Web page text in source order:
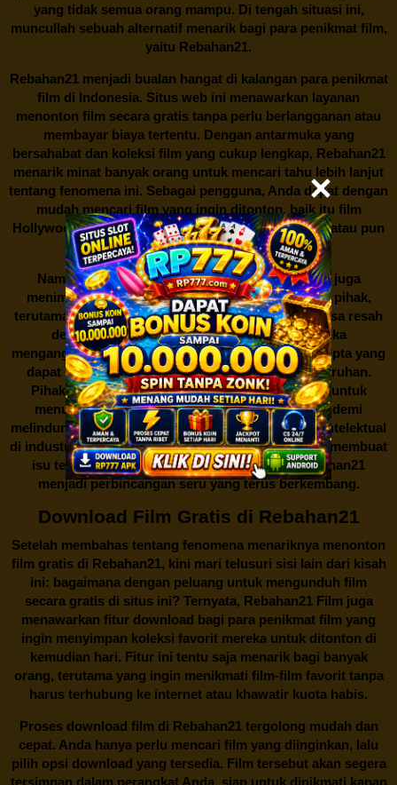
yang tidak semua orang mampu. Di tengah situasi ini,
muncullah sebuah alternatif menarik bagi para penikmat film,
yaitu Rebahan21.
Rebahan21menjadi bualan hangat di kalangan para penikmat
film di Indonesia. Situs web ini menawarkan layanan
menonton film secara gratis tanpa perlu berlangganan atau
membayar biaya tertentu. Dengan antarmuka yang
bersahabat dan koleksi film yang cukup lengkap, Rebahan21
menarik minat banyak orang untuk mencari tahu lebih lanjut
tentang fenomena ini. Sebagai pengguna, Anda dapat dengan
mudah mencari film yang ingin ditonton, baik itu film
Hollywood terbaru, drama Korea yang sedang hits, atau pun
produksi film lokal dengan kualitas terbaik.
Namun, seperti halnya cerita manis,Rebahan21juga
menimbulkan kontroversi di industri film. Banyak pihak,
terutama produsen film dan pemilik hak cipta, merasa resah
dengan maraknya situs-situs seperti ini. Mereka
menganggapnya sebagai bentuk pelanggaran hak cipta yang
dapat merugikan industri perfilman secara keseluruhan.
Pihak berwenang pun turut terlibat dalam upaya untuk
menutup situs-situs ilegal semacam Rebahan21 demi
melindungi keberlangsungan bisnis dan kekayaan intelektual
di industri hiburan. Konflik kepentingan inilah yang membuat
isu tentang menonton film secara gratis diRebahan21
menjadi perbincangan seru yang terus berkembang.
Download Film Gratis di Rebahan21
Setelah membahas tentang fenomena menariknya menonton
film gratis di Rebahan21, kini mari telusuri sisi lain dari kisah
ini: bagaimana dengan peluang untuk mengunduh film
secara gratis di situs ini? Ternyata, Rebahan21 Film juga
menawarkan fitur download bagi para penikmat film yang
ingin menyimpan koleksi favorit mereka untuk ditonton di
kemudian hari. Fitur ini tentu saja menarik bagi banyak
orang, terutama yang ingin menikmati film-film favorit tanpa
harus terhubung ke internet atau khawatir kuota habis.
Proses download film di Rebahan21tergolong mudah dan
cepat. Anda hanya perlu mencari film yang diinginkan, lalu
pilih opsi download yang tersedia. Film tersebut akan segera
tersimpan dalam perangkat Anda, siap untuk dinikmati kapan